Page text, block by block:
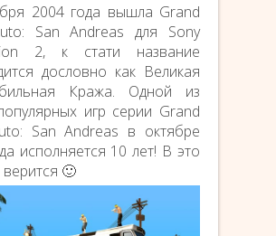
2004 года вышла Grand
San Andreas для Sony
2, к стати название
дословно как Великая
Кража. Одной из
игр серии Grand
San Andreas в октябре
исполняется 10 лет! В это
🙂